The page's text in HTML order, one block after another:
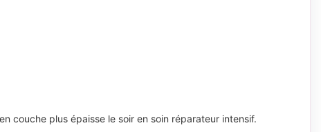
couche plus épaisse le soir en soin réparateur intensif.